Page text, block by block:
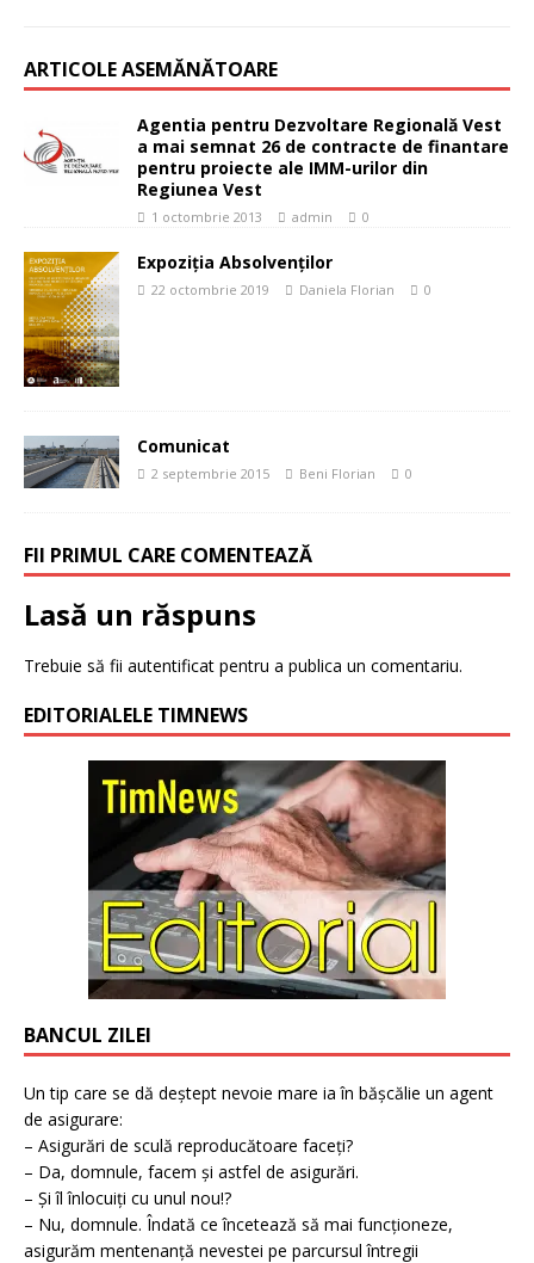
ARTICOLE ASEMĂNĂTOARE
Agentia pentru Dezvoltare Regională Vest
a mai semnat 26 de contracte de finantare
pentru proiecte ale IMM-urilor din
Regiunea Vest
1 octombrie 2013 admin 0
Expoziția Absolvenților
22 octombrie 2019 Daniela Florian 0
Comunicat
2 septembrie 2015 Beni Florian 0
FII PRIMUL CARE COMENTEAZĂ
Lasă un răspuns
Trebuie să fii autentificat pentru a publica un comentariu.
EDITORIALELE TIMNEWS
BANCUL ZILEI
Un tip care se dă deștept nevoie mare ia în bășcălie un agent
de asigurare:
– Asigurări de sculă reproducătoare faceți?
– Da, domnule, facem și astfel de asigurări.
– Și îl înlocuiți cu unul nou!?
– Nu, domnule. Îndată ce încetează să mai funcționeze,
asigurăm mentenanță nevestei pe parcursul întregii